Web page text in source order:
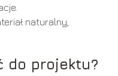
naturalny,
do projektu?